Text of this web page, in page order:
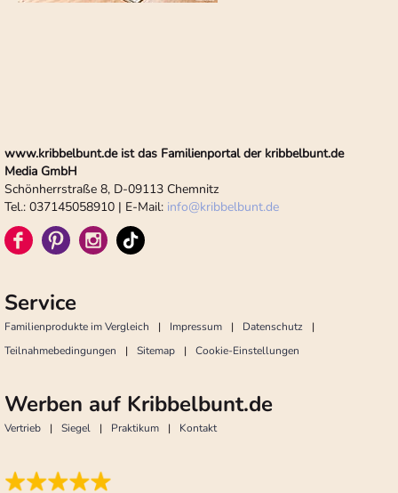
www.kribbelbunt.de ist das Familienportal der kribbelbunt.de
Media GmbH
Schönherrstraße 8, D-09113 Chemnitz
Tel.: 037145058910 | E-Mail: info@kribbelbunt.de
Service
Familienprodukte im Vergleich Impressum
Datenschutz
Teilnahmebedingungen
Sitemap Cookie-Einstellungen
Werben auf Kribbelbunt.de
Vertrieb Siegel Praktikum Kontakt